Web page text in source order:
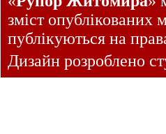
зміст опублікованих
публікуються на
Дизайн розроблено